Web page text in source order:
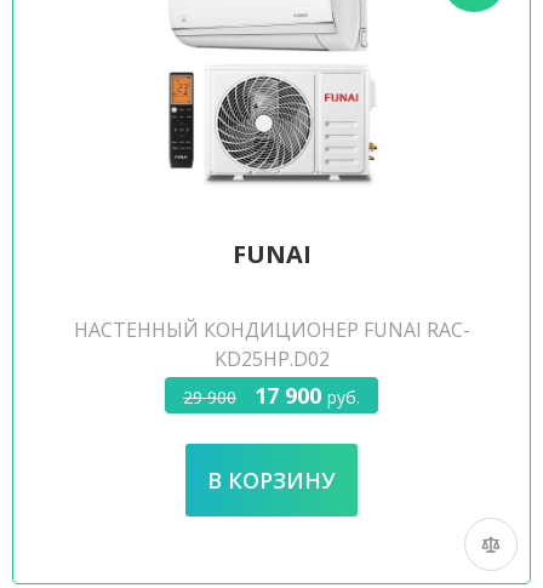
FUNAI
НАСТЕННЫЙ КОНДИЦИОНЕР FUNAI RAC-
KD25HP.D02
29 900 17 900 руб.